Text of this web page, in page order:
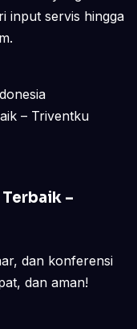
input servis hingga
–
dan konferensi
dan aman!